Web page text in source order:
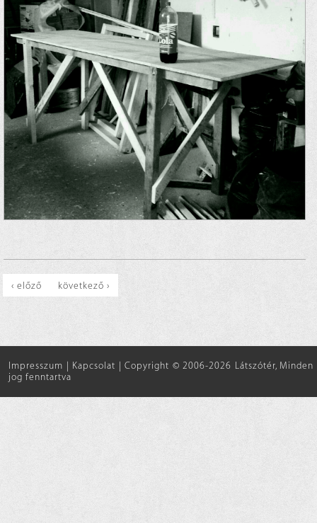
‹ előző következő ›
Impresszum Kapcsolat
Copyright © 2006-2026 Látszótér, Minden
jog fenntartva